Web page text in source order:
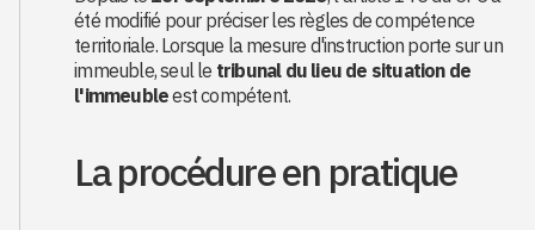
été modifié pour préciser les règles de compétence
territoriale. Lorsque la mesure d'instruction porte sur un
immeuble, seul le tribunal du lieu de situation de
l'immeubleest compétent.
La procédure en pratique